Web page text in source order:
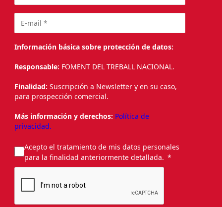
Información básica sobre protección de datos:
Responsable: FOMENT DEL TREBALL NACIONAL.
Finalidad: Suscripción a Newsletter y en su caso,
para prospección comercial.
Más información y derechos: Política de
privacidad.
Acepto el tratamiento de mis datos personales
para la finalidad anteriormente detallada.